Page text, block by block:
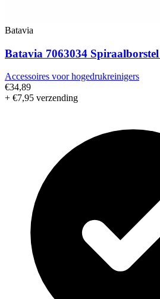
Batavia
Batavia 7063034
Accessoires voor hogedrukreinigers
€34,89
+ €7,95 verzending